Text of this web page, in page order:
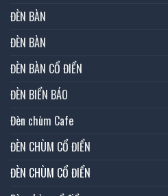
ĐÈN BÀN
ĐÈN BÀN
ĐÈN BÀN CỔ ĐIỂN
ĐÈN BIỂN BÁO
Đèn chùm Cafe
ĐÈN CHÙM CỔ ĐIỂN
ĐÈN CHÙM CỔ ĐIỂN